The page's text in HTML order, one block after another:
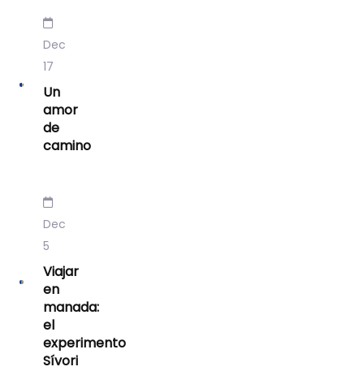
Dec
17
Un
amor
de
camino
Dec
5
Viajar
en
manada:
el
experimento
Sívori